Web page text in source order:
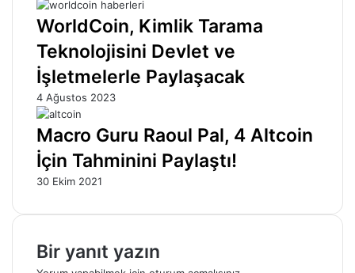
WorldCoin, Kimlik Tarama
Teknolojisini Devlet ve
İşletmelerle Paylaşacak
4 Ağustos 2023
Macro Guru Raoul Pal, 4 Altcoin
İçin Tahminini Paylaştı!
30 Ekim 2021
Bir yanıt yazın